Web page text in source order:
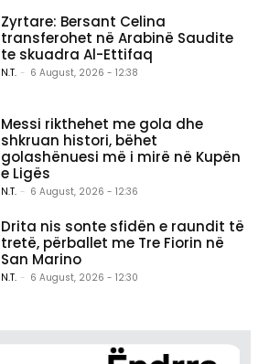
Zyrtare: Bersant Celina
transferohet në Arabinë Saudite
te skuadra Al-Ettifaq
N.T. - 6 August, 2026 - 12:38
Messi rikthehet me gola dhe
shkruan histori, bëhet
golashënuesi më i mirë në Kupën
e Ligës
N.T. - 6 August, 2026 - 12:36
Drita nis sonte sfidën e raundit të
tretë, përballet me Tre Fiorin në
San Marino
N.T. - 6 August, 2026 - 12:30